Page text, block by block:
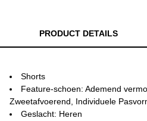
PRODUCT DETAILS
Shorts
Feature-schoen: Ademend
Zweetafvoerend, Individuele
Geslacht: Heren